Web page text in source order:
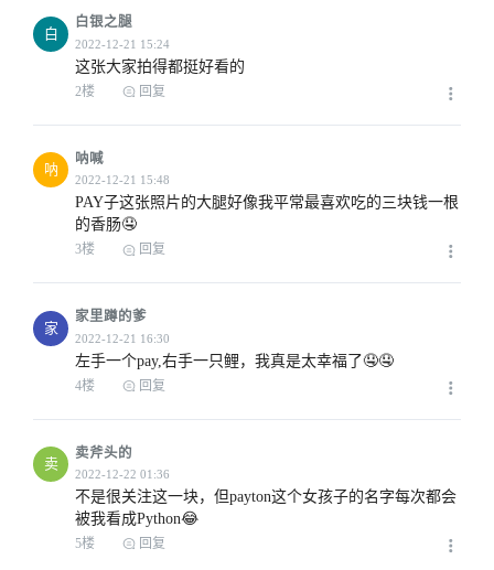
白
白银之腿
这张大家拍得都挺好看的
2楼 回复
呐
呐喊
PAY子这张照片的大腿好像我平常最喜欢吃的三块钱一根
的香肠🤤
3楼 回复
家
家里蹲的爹
左手一个pay,右手一只鲤，我真是太幸福了🤤🤤
4楼 回复
卖
卖斧头的
不是很关注这一块，但payton这个女孩子的名字每次都会
被我看成Python😂
5楼 回复